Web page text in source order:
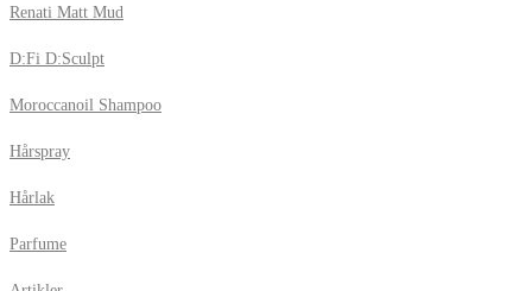
Renati Matt Mud
D:Fi D:Sculpt
Moroccanoil Shampoo
Hårspray
Hårlak
Parfume